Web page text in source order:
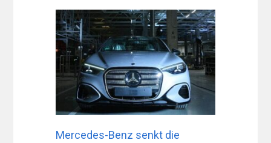
Mercedes-Benz senkt die